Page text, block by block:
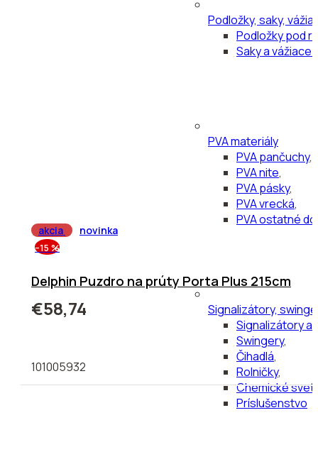
Podložky, saky,
Podložky pod
Saky a vážiace
PVA materiály
PVA pančuchy,
PVA nite,
PVA pásky,
PVA vrecká,
PVA ostatné
Signalizátory,
Signalizátory a
Swingery,
Čihadlá,
Rolničky,
Chemické
Príslušenstvo
akcia novinka
–15 %
Delphin Puzdro na prúty Porta Plus 215cm
€58,74
101005932